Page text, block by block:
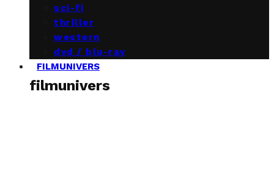
sci-fi
thriller
western
dvd / blu-ray
FILMUNIVERS
filmunivers